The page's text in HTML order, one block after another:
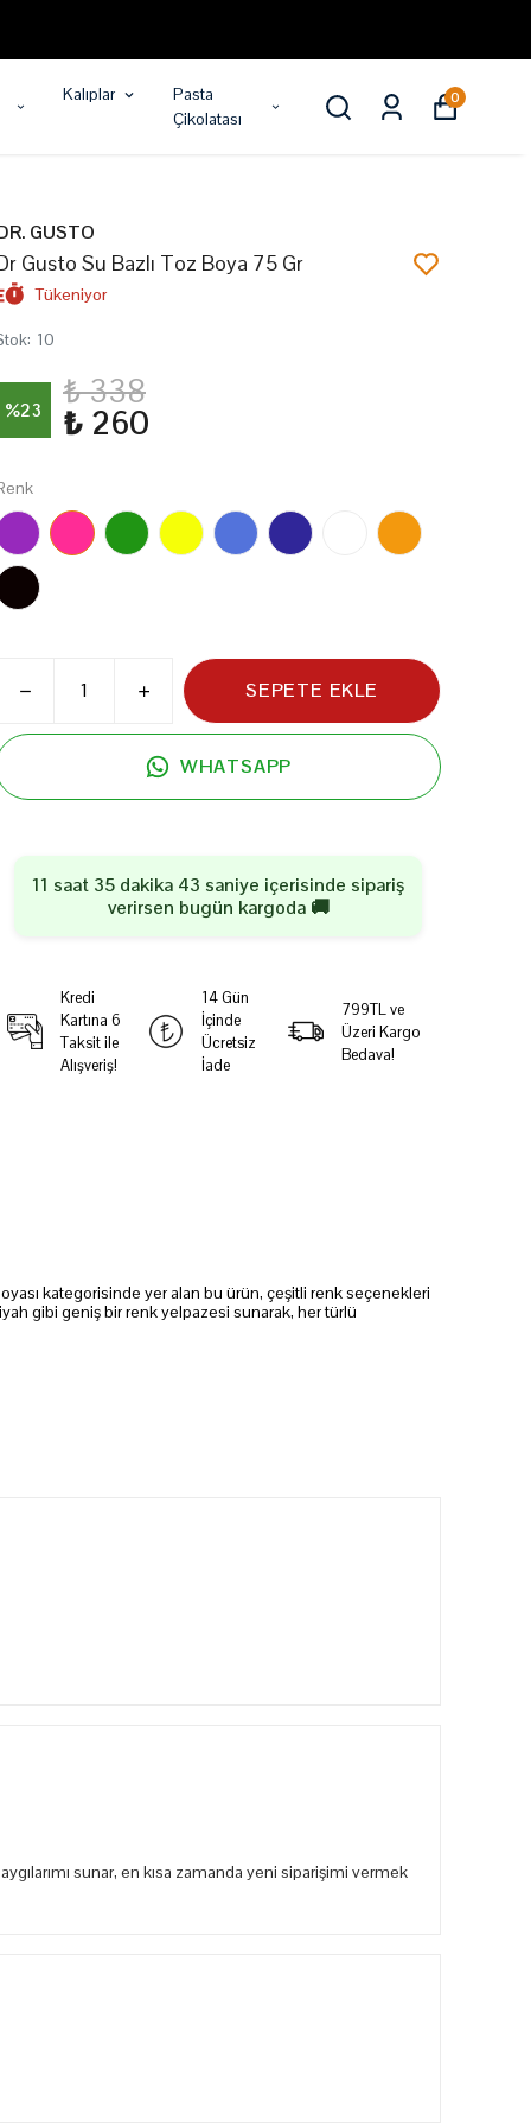
Kalıplar
Pasta
Çikolatası
0
GUSTO
Gusto Su Bazlı Toz Boya 75 Gr
Tükeniyor
: 10
%23 ₺ 338
₺ 260
SEPETE EKLE
WHATSAPP
11 saat 35 dakika 42 saniye içerisinde sipariş
verirsen bugün kargoda 🚚
Kredi
Kartına 6
Taksit ile
Alışveriş!
14 Gün
İçinde
Ücretsiz
İade
799TL ve
Üzeri Kargo
Bedava!
boyası kategorisinde yer alan bu ürün, çeşitli renk seçenekleri
gibi geniş bir renk yelpazesi sunarak, her türlü
sunar, en kısa zamanda yeni siparişimi vermek